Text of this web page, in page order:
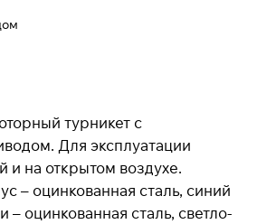
турникет с
Для эксплуатации
и на открытом воздухе.
– оцинкованная сталь, синий
– оцинкованная сталь, светло-